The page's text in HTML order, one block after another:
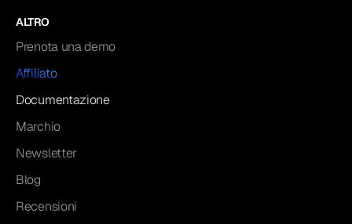
ALTRO
Prenota una demo
Affiliato
Documentazione
Marchio
Newsletter
Blog
Recensioni